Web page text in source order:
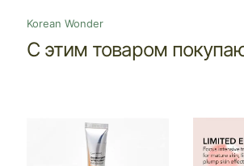
Korean Wonder
С этим товаром